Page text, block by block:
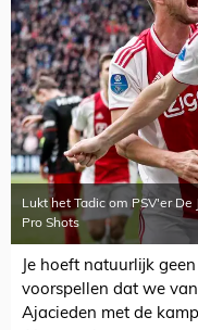
Lukt het Tadic om PSV'er
Pro Shots
Je hoeft natuurlijk
voorspellen dat we
Ajacieden met de